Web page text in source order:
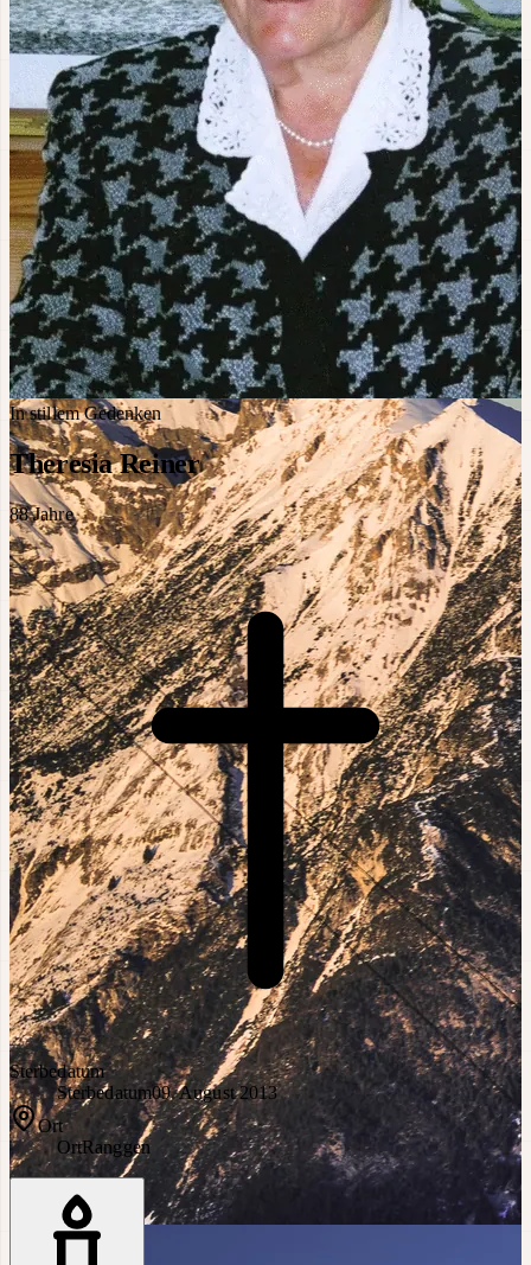
In stillem Gedenken
Theresia Reiner
88Jahre
Sterbedatum
Sterbedatum09. August 2013
Ort
OrtRanggen